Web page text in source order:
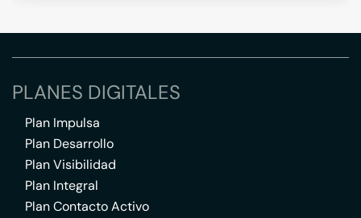
PLANES DIGITALES
Plan Impulsa
Plan Desarrollo
Plan Visibilidad
Plan Integral
Plan Contacto Activo